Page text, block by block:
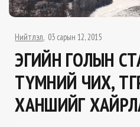
Нийтлэл 03 сарын 12, 2015
ЭГИЙН ГОЛЫН
ТҮМНИЙ ЧИХ,
ХАНШИЙГ